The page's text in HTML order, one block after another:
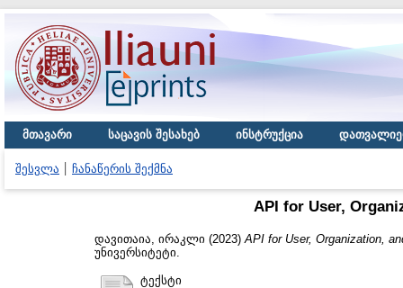
მთავარი საცავის შესახებ ინსტრუქცია
შესვლა ჩანაწერის შექმნა
API for User,
დავითაია, ირაკლი (2023) API for User, Organization,
უნივერსიტეტი.
ტექსტი